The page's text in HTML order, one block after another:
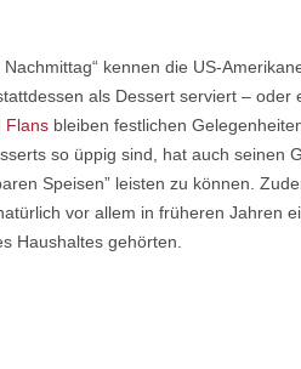
Nachmittag“ kennen die US-
als Dessert serviert – oder
Flans bleiben festlichen
so üppig sind, hat auch seinen
Speisen” leisten zu können.
vor allem in früheren Jahren
Haushaltes gehörten.